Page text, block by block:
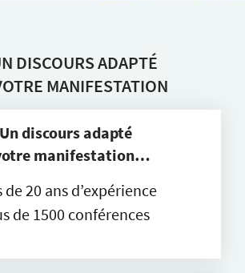
DISCOURS ADAPTÉ
MANIFESTATION
Un discours adapté
manifestation…
de 20 ans d’expérience
de 1500 conférences